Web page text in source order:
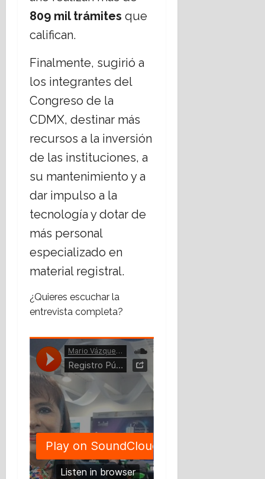
809 mil trámites que
califican.
Finalmente, sugirió a
los integrantes del
Congreso de la
CDMX, destinar más
recursos a la inversión
de las instituciones, a
su mantenimiento y a
dar impulso a la
tecnología y dotar de
más personal
especializado en
material registral.
¿Quieres escuchar la
entrevista completa?